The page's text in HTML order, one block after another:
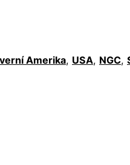
Amerika, USA, NGC,